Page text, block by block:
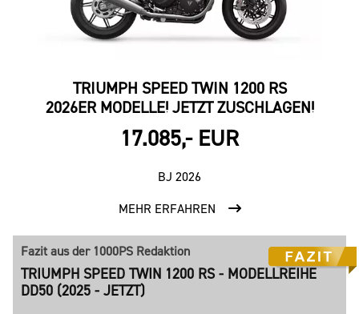
TRIUMPH SPEED TWIN 1200 RS
2026ER MODELLE! JETZT ZUSCHLAGEN!
17.085,- EUR
BJ 2026
MEHR ERFAHREN
Fazit aus der 1000PS Redaktion
TRIUMPH SPEED TWIN 1200 RS - MODELLREIHE
DD50 (2025 - JETZT)